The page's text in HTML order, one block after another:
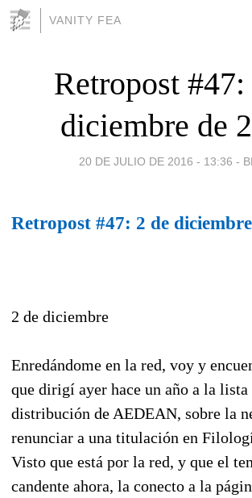
VANITY FEA
Retropost #47:
diciembre de
20 DE JULIO DE 2016 - 13:36 -
Retropost #47: 2 de
2 de diciembre
Enredándome en la red, voy y
que dirigí ayer hace un año a la lista
distribución de AEDEAN, sobre la
renunciar a una titulación en
Visto que está por la red, y que el
candente ahora, la conecto a la